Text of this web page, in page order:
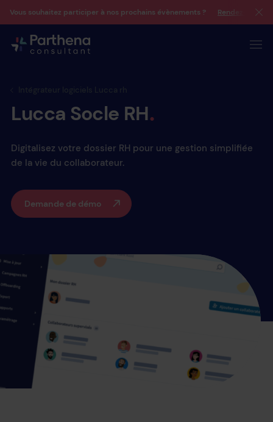
Vous souhaitez participer à nos prochains évènements ? Rendez-vous
Lucca Socle RH
Digitalisez votre dossier RH pour une gestion simplifiée
de la vie du collaborateur.
Demande de démo